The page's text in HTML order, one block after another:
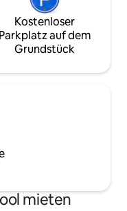
Kostenloser
Parkplatz auf dem
Grundstück
mieten